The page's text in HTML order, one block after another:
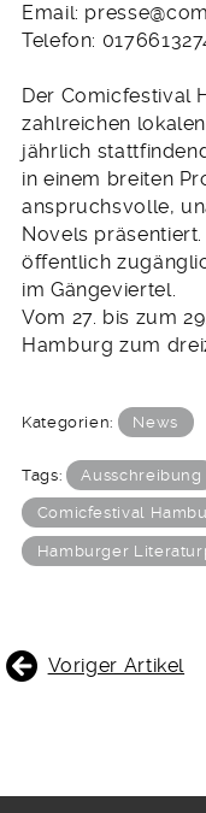
Email:
Telefon:
Der Comicfestival
zahlreichen
jährlich
in einem breiten
anspruchsvolle,
Novels
öffentlich
im Gängeviertel.
Vom 27. bis zum
Hamburg zum
Kategorien: News
Tags: Ausschreibung
Comicfestival
Hamburger
Voriger Artikel